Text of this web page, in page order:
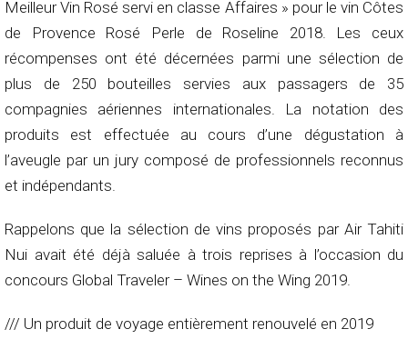
Meilleur Vin Rosé servi en classe Affaires » pour le vin Côtes
de Provence Rosé Perle de Roseline 2018. Les ceux
récompenses ont été décernées parmi une sélection de
plus de 250 bouteilles servies aux passagers de 35
compagnies aériennes internationales. La notation des
produits est effectuée au cours d’une dégustation à
l’aveugle par un jury composé de professionnels reconnus
et indépendants.
Rappelons que la sélection de vins proposés par Air Tahiti
Nui avait été déjà saluée à trois reprises à l’occasion du
concours Global Traveler – Wines on the Wing 2019.
/// Un produit de voyage entièrement renouvelé en 2019